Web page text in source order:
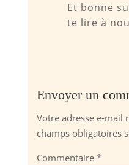
Et bonne
te lire à
Envoyer un
Votre adresse e-mail
champs obligatoires
Commentaire *